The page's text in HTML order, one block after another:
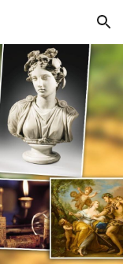
Skip to navigation